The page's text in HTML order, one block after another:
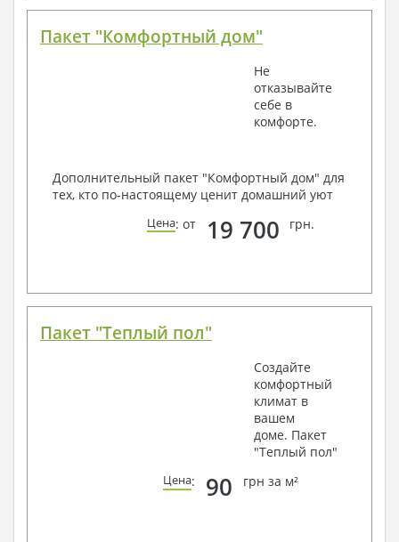
Пакет "Комфортный дом"
Не
отказывайте
себе в
комфорте.
Дополнительный пакет "Комфортный дом" для
тех, кто по-настоящему ценит домашний уют
Цена: от 19 700 грн.
Пакет "Теплый пол"
Создайте
комфортный
климат в
вашем
доме. Пакет
"Теплый пол"
Цена: 90 грн за м²